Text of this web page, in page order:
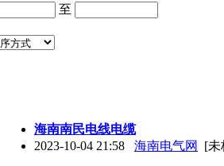
至
海南南民电线电缆
2023-10-04 21:58
海南电气网 [未